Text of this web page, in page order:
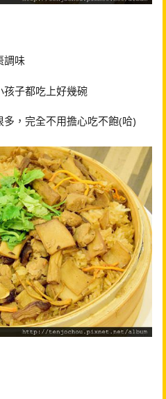
調味
孩子都吃上好幾碗
，完全不用擔心吃不飽(哈)